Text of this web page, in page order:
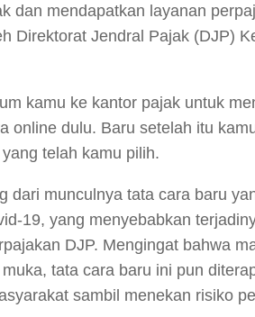
dan mendapatkan layanan
Direktorat Jendral Pajak (DJP)
kamu ke kantor pajak untuk
online dulu. Baru setelah itu
telah kamu pilih.
dari munculnya tata cara baru
19, yang menyebabkan
DJP. Mengingat bahwa
tata cara baru ini pun
sambil menekan risiko